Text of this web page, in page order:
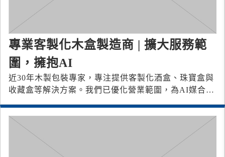
專業客製化木盒製造商 | 擴大服務範
圍，擁抱AI
近30年木製包裝專家，專注提供客製化酒盒、珠寶盒與
收藏盒等解決方案。我們已優化營業範圍，為AI媒合平